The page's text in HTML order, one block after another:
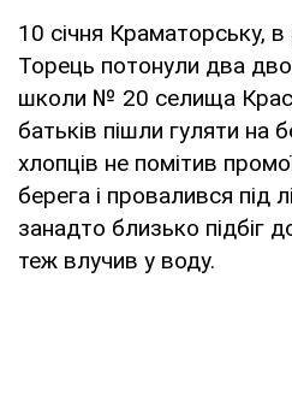
10 січня Краматорську, в
Торець потонули два
школи № 20 селища
батьків пішли гуляти на
хлопців не помітив
берега і провалився під
занадто близько підбіг
теж влучив у воду.